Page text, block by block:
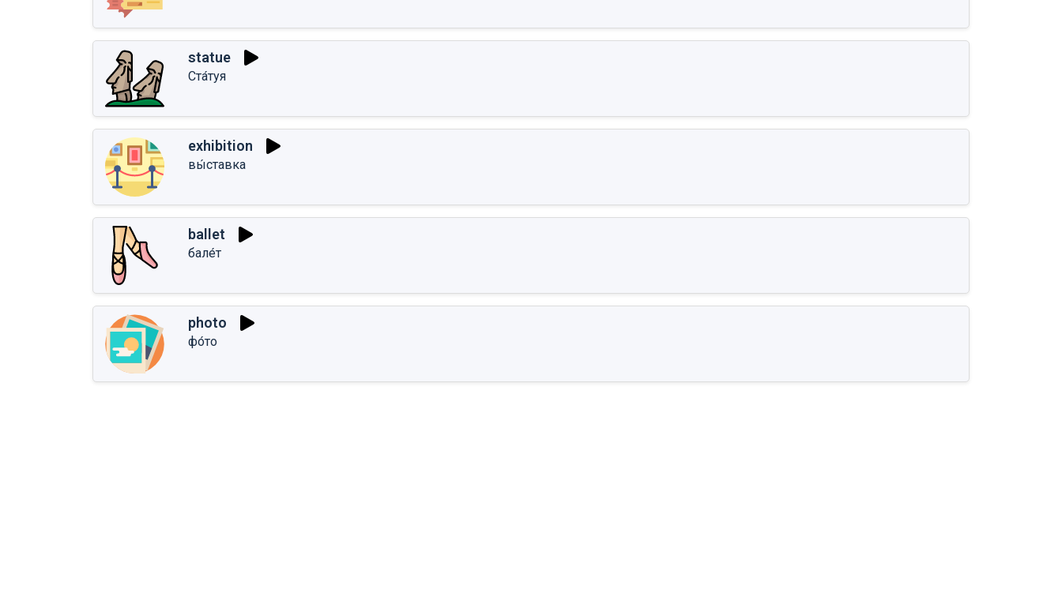
statue
Ста́туя
exhibition
вы́ставка
ballet
бале́т
photo
фо́то